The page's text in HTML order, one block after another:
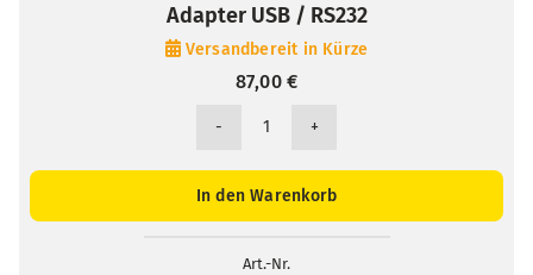
Adapter USB / RS232
Versandbereit in Kürze
87,00€
Adapter
/
In den Warenkorb
Art.-Nr.